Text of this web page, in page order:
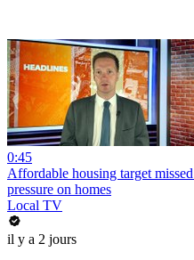
0:45
Affordable housing target
pressure on homes
Local TV
il y a 2 jours